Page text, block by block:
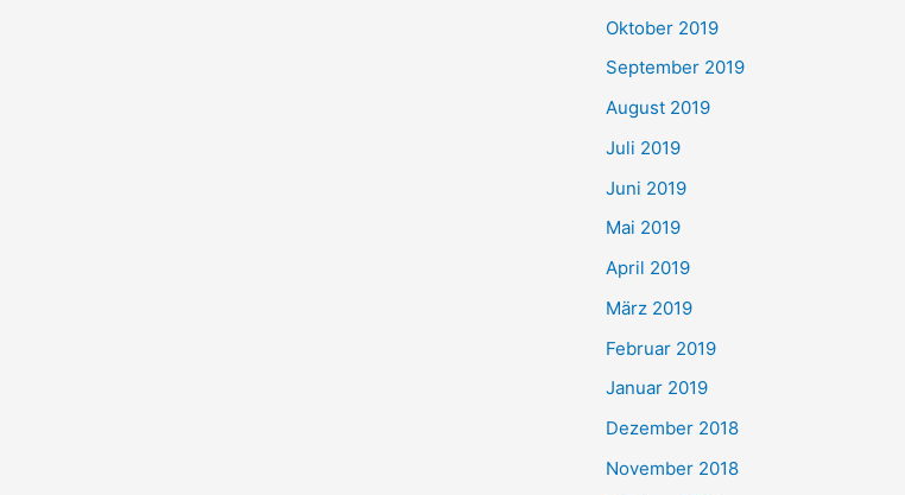
Oktober 2019
September 2019
August 2019
Juli 2019
Juni 2019
Mai 2019
April 2019
März 2019
Februar 2019
Januar 2019
Dezember 2018
November 2018